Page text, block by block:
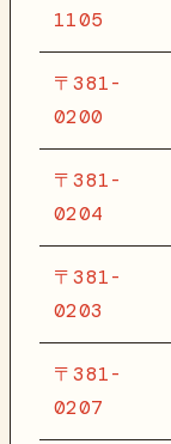
1105
〒381-
0200
〒381-
0204
〒381-
0203
〒381-
0207